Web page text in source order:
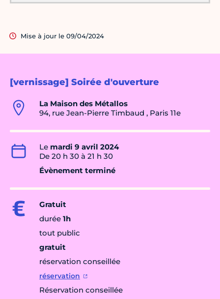
[vernissage] Soirée d'ouverture
La Maison des Métallos
94, rue Jean-Pierre Timbaud , Paris 11e
Le mardi 9 avril 2024
De 20 h 30 à 21 h 30
Évènement terminé
Gratuit
durée 1h
tout public
gratuit
réservation conseillée
réservation
Réservation conseillée
Mise à jour le 09/04/2024